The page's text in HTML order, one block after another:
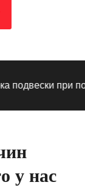
при
у нас